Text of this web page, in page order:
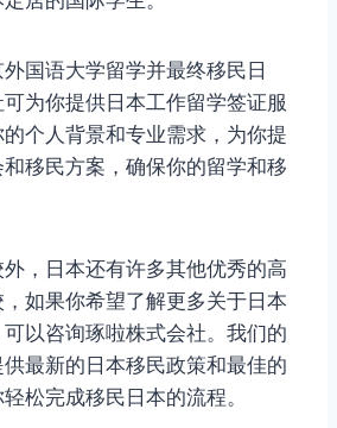
国语大学留学并最终移民日
为你提供日本工作留学签证服
个人背景和专业需求，为你提
移民方案，确保你的留学和移
，日本还有许多其他优秀的高
如果你希望了解更多关于日本
以咨询琢啦株式会社。我们的
最新的日本移民政策和最佳的
松完成移民日本的流程。